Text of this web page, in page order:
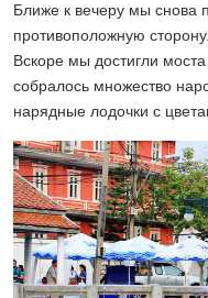
Ближе к вечеру мы снова
противоположную сторону.
Вскоре мы достигли
собралось множество
нарядные лодочки с